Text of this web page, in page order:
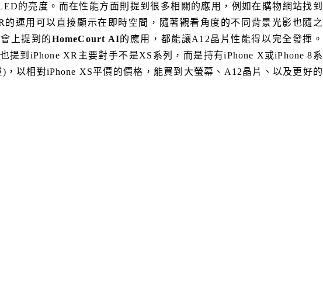
的亮度。而在性能方面則提到很多相關的應用，例如在購物網站找到
的運用可以直接顯示在即時空間，隨著觀看角度的不同背景光影也隨之
上提到的HomeCourt AI的應用，都能讓A12晶片性能得以完全發揮。
提到iPhone XR主要對手不是XS系列，而是持有iPhone X或iPhone 8系
，以相對iPhone XS平價的價格，能買到大螢幕、A12晶片、以及更好的